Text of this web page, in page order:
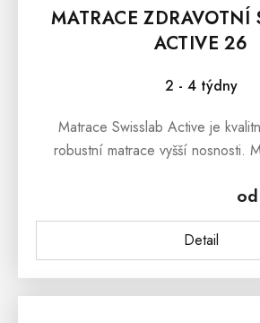
MATRACE ZDRAVOTNÍ
ACTIVE 26
2 - 4 týdny
od
Detail
Matrace Swisslab Active je
robustní matrace vyšší nosnosti.
přizpůsobuje tělu ve